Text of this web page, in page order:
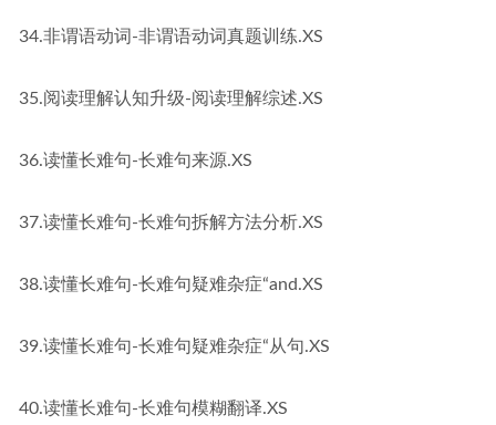
34.非谓语动词-非谓语动词真题训练.XS
35.阅读理解认知升级-阅读理解综述.XS
36.读懂长难句-长难句来源.XS
37.读懂长难句-长难句拆解方法分析.XS
38.读懂长难句-长难句疑难杂症“and.XS
39.读懂长难句-长难句疑难杂症“从句.XS
40.读懂长难句-长难句模糊翻译.XS